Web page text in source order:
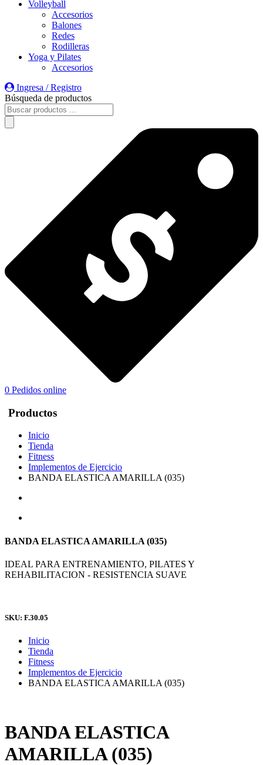
Volleyball
Accesorios
Balones
Redes
Rodilleras
Yoga y Pilates
Accesorios
Ingresa / Registro
Búsqueda de productos
0 Pedidos online
Productos
Inicio
Tienda
Fitness
Implementos de Ejercicio
BANDA ELASTICA AMARILLA (035)
BANDA ELASTICA AMARILLA (035)
IDEAL PARA ENTRENAMIENTO, PILATES Y
REHABILITACION - RESISTENCIA SUAVE
SKU: F.30.05
Inicio
Tienda
Fitness
Implementos de Ejercicio
BANDA ELASTICA AMARILLA (035)
BANDA ELASTICA
AMARILLA (035)